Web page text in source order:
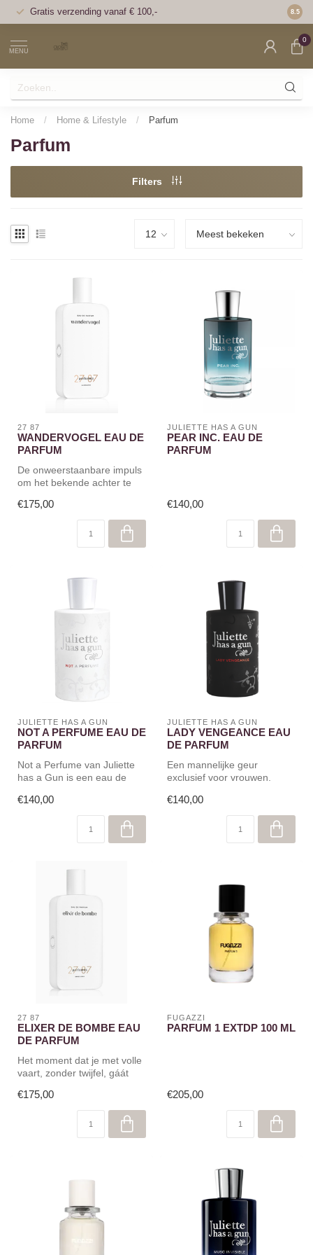
Gratis verzending vanaf € 100,- Voor
8.5
MENU
0
Home / Home & Lifestyle / Parfum
Parfum
Filters
27 87
WANDERVOGEL EAU DE
PARFUM
De onweerstaanbare impuls
om het bekende achter te
ver...
€175,00
JULIETTE HAS A GUN
PEAR INC. EAU DE
PARFUM
€140,00
JULIETTE HAS A GUN
NOT A PERFUME EAU DE
PARFUM
Not a Perfume van Juliette
has a Gun is een eau de
u...
€140,00
JULIETTE HAS A GUN
LADY VENGEANCE EAU
DE PARFUM
Een mannelijke geur
exclusief voor vrouwen.
€140,00
27 87
ELIXER DE BOMBE EAU
DE PARFUM
Het moment dat je met volle
vaart, zonder twijfel, gáát
€175,00
FUGAZZI
PARFUM 1 EXTDP 100 ML
€205,00